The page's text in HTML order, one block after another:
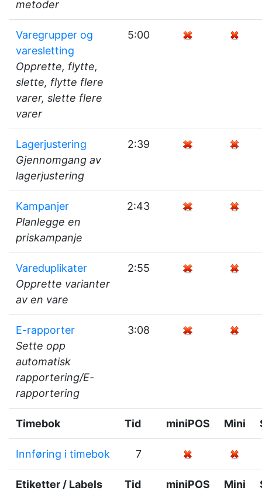
metoder
Varegrupper og
varesletting
Opprette, flytte,
slette, flytte flere
varer, slette flere
varer
5:00
Lagerjustering
Gjennomgang av
lagerjustering
2:39
Kampanjer
Planlegge en
priskampanje
2:43
Vareduplikater
Opprette varianter
av en vare
2:55
E-rapporter
Sette opp
automatisk
rapportering/E-
rapportering
3:08
Timebok Tid miniPOS Mini
Innføring i timebok 7
Etiketter / Labels Tid miniPOS Mini